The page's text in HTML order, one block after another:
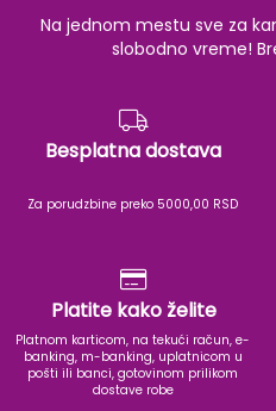
Na jednom mestu sve za
slobodno vreme!
Besplatna dostava
Za porudzbine preko 5000,00 RSD
Platite kako želite
Platnom karticom, na tekući račun, e-
banking, m-banking, uplatnicom u
pošti ili banci, gotovinom prilikom
dostave robe